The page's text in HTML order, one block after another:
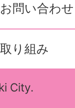
お問い合わせ
り組み
City.